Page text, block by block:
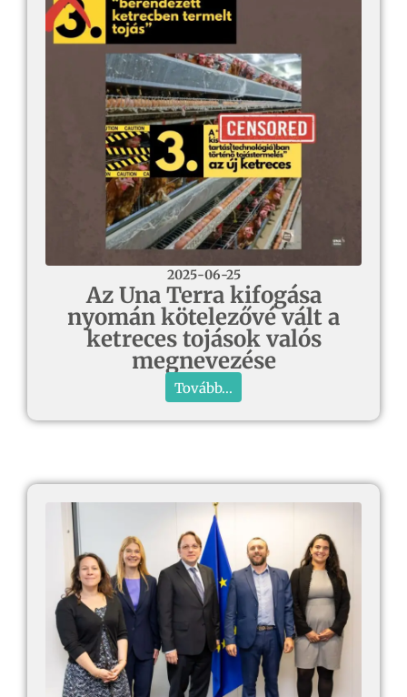
2025-06-25
Az Una Terra kifogása
nyomán kötelezővé vált a
ketreces tojások valós
megnevezése
Tovább...